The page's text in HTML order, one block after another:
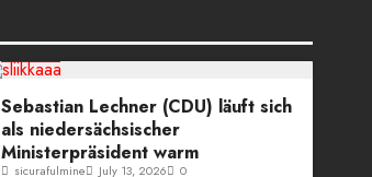
Sebastian Lechner (CDU) läuft sich
als niedersächsischer
Ministerpräsident warm
sicurafulmine July 13, 2026 0